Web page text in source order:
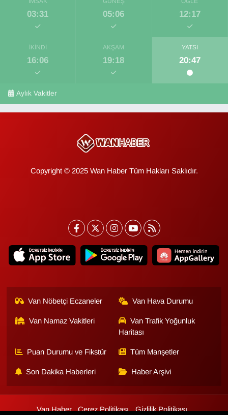
03:31 05:06 12:17
İKINDI
16:06
AKŞAM
19:18
YATSI
20:47
Aylık Vakitler
Copyright © 2025 Wan Haber Tüm Hakları Saklıdır.
Van Nöbetçi Eczaneler Van Hava Durumu
Van Namaz Vakitleri
Van Trafik Yoğunluk
Haritası
Puan Durumu ve Fikstür Tüm Manşetler
Son Dakika Haberleri Haber Arşivi
Van Haber Çerez Politikası Gizlilik Politikası